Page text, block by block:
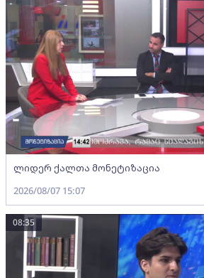
ლიდერ ქალთა მონეტიზაცია
2026/08/07 15:07
08:35